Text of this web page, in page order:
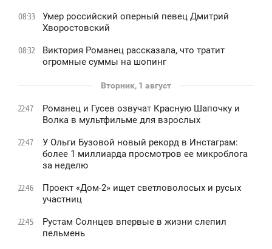
08:33
Умер российский оперный певец Дмитрий
Хворостовский
08:32
Виктория Романец рассказала, что тратит
огромные суммы на шопинг
Вторник, 1 август
22:47
Романец и Гусев озвучат Красную Шапочку и
Волка в мультфильме для взрослых
22:47
У Ольги Бузовой новый рекорд в Инстаграм:
более 1 миллиарда просмотров ее микроблога
за неделю
22:46
Проект «Дом-2» ищет светловолосых и русых
участниц
22:45
Рустам Солнцев впервые в жизни слепил
пельмень